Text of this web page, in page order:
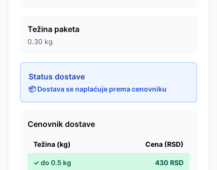
Težina paketa
0.30 kg
Status dostave
📦 Dostava se naplaćuje prema cenovniku
Cenovnik dostave
Težina (kg) Cena (RSD)
✓do 0.5 kg 430 RSD